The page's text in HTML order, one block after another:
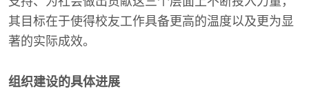
其目标在于使得校友工作具备更高的温度以及更为显
著的实际成效。
组织建设的具体进展